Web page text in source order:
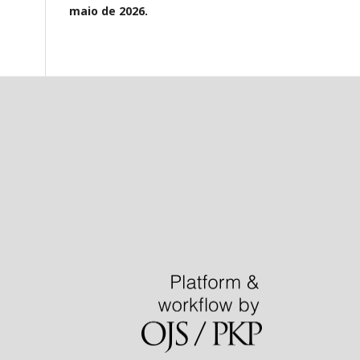
maio de 2026.